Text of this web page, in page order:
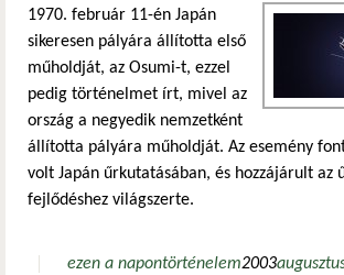
1970. február 11-én Japán
sikeresen pályára állította első
műholdját, az Osumi-t, ezzel
pedig történelmet írt, mivel az
ország a negyedik nemzetként
állította pályára műholdját. Az esemény
volt Japán űrkutatásában, és hozzájárult az
fejlődéshez világszerte.
ezen a napontörténelem2003